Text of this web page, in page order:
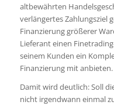
altbewährten
verlängertes Zahlungsziel
Finanzierung größerer
Lieferant einen
seinem Kunden ein
Finanzierung mit anbieten.
Damit wird deutlich: Soll
nicht irgendwann einmal